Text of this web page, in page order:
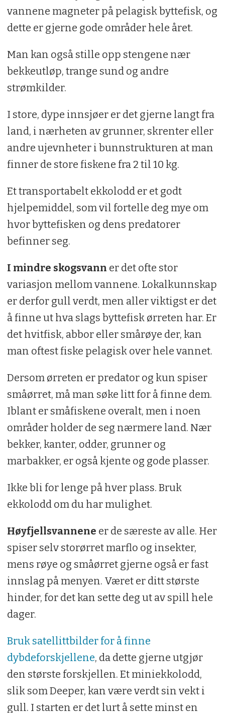
vannene magneter på pelagisk byttefisk, og
dette er gjerne gode områder hele året.
Man kan også stille opp stengene nær
bekkeutløp, trange sund og andre
strømkilder.
I store, dype innsjøer er det gjerne langt fra
land, i nærheten av grunner, skrenter eller
andre ujevnheter i bunnstrukturen at man
finner de store fiskene fra 2 til 10 kg.
Et transportabelt ekkolodd er et godt
hjelpemiddel, som vil fortelle deg mye om
hvor byttefisken og dens predatorer
befinner seg.
I mindre skogsvann er det ofte stor
variasjon mellom vannene. Lokalkunnskap
er derfor gull verdt, men aller viktigst er det
å finne ut hva slags byttefisk ørreten har. Er
det hvitfisk, abbor eller smårøye der, kan
man oftest fiske pelagisk over hele vannet.
Dersom ørreten er predator og kun spiser
småørret, må man søke litt for å finne dem.
Iblant er småfiskene overalt, men i noen
områder holder de seg nærmere land. Nær
bekker, kanter, odder, grunner og
marbakker, er også kjente og gode plasser.
Ikke bli for lenge på hver plass. Bruk
ekkolodd om du har mulighet.
Høyfjellsvannene er de særeste av alle. Her
spiser selv storørret marflo og insekter,
mens røye og småørret gjerne også er fast
innslag på menyen. Været er ditt største
hinder, for det kan sette deg ut av spill hele
dager.
Bruk satellittbilder for å finne
dybdeforskjellene, da dette gjerne utgjør
den største forskjellen. Et miniekkolodd,
slik som Deeper, kan være verdt sin vekt i
gull. I starten er det lurt å sette minst en